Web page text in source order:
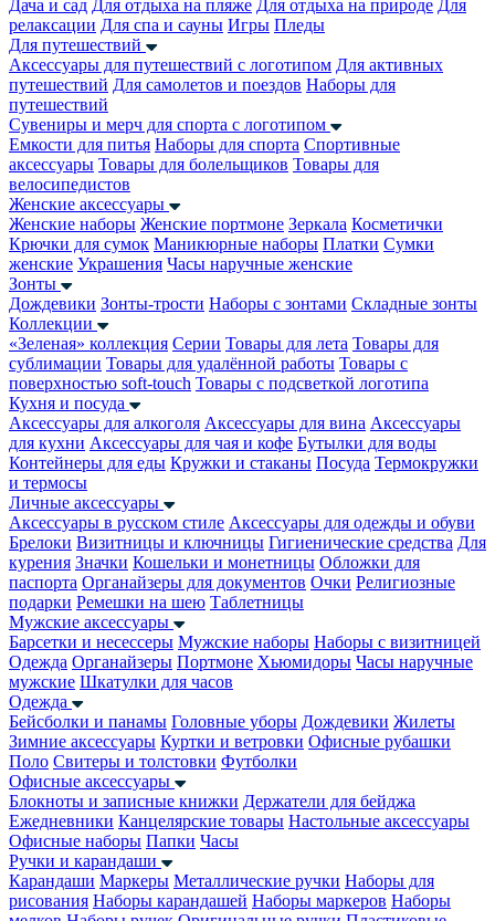
Дача и сад Для отдыха на пляже Для отдыха на природе Для
релаксации Для спа и сауны Игры Пледы
Для путешествий
Аксессуары для путешествий с логотипом Для активных
путешествий Для самолетов и поездов Наборы для
путешествий
Сувениры и мерч для спорта с логотипом
Емкости для питья Наборы для спорта Спортивные
аксессуары Товары для болельщиков Товары для
велосипедистов
Женские аксессуары
Женские наборы Женские портмоне Зеркала Косметички
Крючки для сумок Маникюрные наборы Платки Сумки
женские Украшения Часы наручные женские
Зонты
Дождевики Зонты-трости Наборы с зонтами Складные зонты
Коллекции
«Зеленая» коллекция Серии Товары для лета Товары для
сублимации Товары для удалённой работы Товары с
поверхностью soft-touch Товары с подсветкой логотипа
Кухня и посуда
Аксессуары для алкоголя Аксессуары для вина Аксессуары
для кухни Аксессуары для чая и кофе Бутылки для воды
Контейнеры для еды Кружки и стаканы Посуда Термокружки
и термосы
Личные аксессуары
Аксессуары в русском стиле Аксессуары для одежды и обуви
Брелоки Визитницы и ключницы Гигиенические средства Для
курения Значки Кошельки и монетницы Обложки для
паспорта Органайзеры для документов Очки Религиозные
подарки Ремешки на шею Таблетницы
Мужские аксессуары
Барсетки и несессеры Мужские наборы Наборы с визитницей
Одежда Органайзеры Портмоне Хьюмидоры Часы наручные
мужские Шкатулки для часов
Одежда
Бейсболки и панамы Головные уборы Дождевики Жилеты
Зимние аксессуары Куртки и ветровки Офисные рубашки
Поло Свитеры и толстовки Футболки
Офисные аксессуары
Блокноты и записные книжки Держатели для бейджа
Ежедневники Канцелярские товары Настольные аксессуары
Офисные наборы Папки Часы
Ручки и карандаши
Карандаши Маркеры Металлические ручки Наборы для
рисования Наборы карандашей Наборы маркеров Наборы